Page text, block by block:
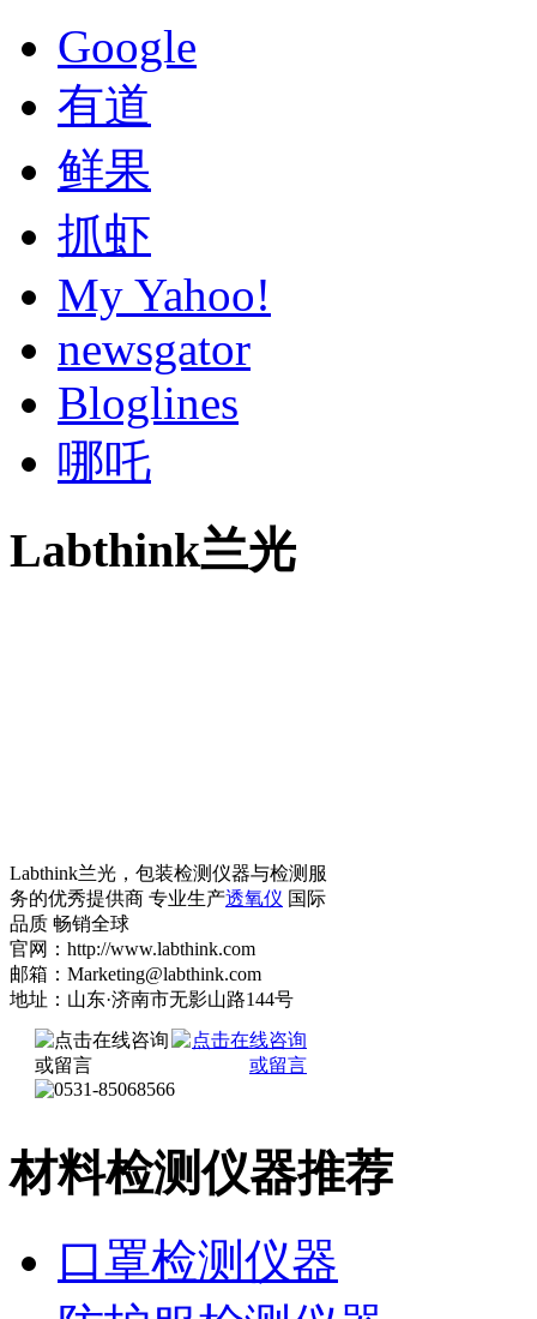
Google
有道
鲜果
抓虾
My Yahoo!
newsgator
Bloglines
哪吒
Labthink兰光
Labthink兰光，包装检测仪器与检测服
务的优秀提供商 专业生产透氧仪 国际
品质 畅销全球
官网：http://www.labthink.com
邮箱：Marketing@labthink.com
地址：山东·济南市无影山路144号
材料检测仪器推荐
口罩检测仪器